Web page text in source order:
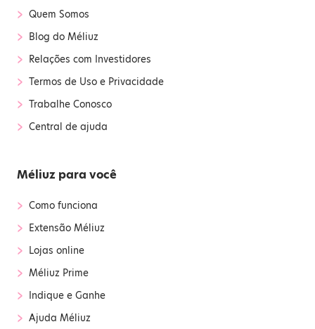
› Quem Somos
› Blog do Méliuz
› Relações com Investidores
› Termos de Uso e Privacidade
› Trabalhe Conosco
› Central de ajuda
Méliuz para você
› Como funciona
› Extensão Méliuz
› Lojas online
› Méliuz Prime
› Indique e Ganhe
› Ajuda Méliuz